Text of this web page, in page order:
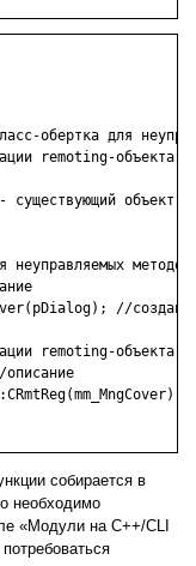
обертка для
remoting-объекта
объект
методов
//
remoting-объекта
собирается в
необходимо
«Модули на С++/CLI